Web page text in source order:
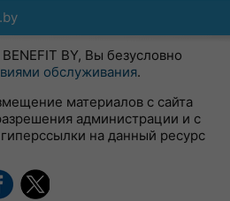
BY, Вы безусловно
обслуживания.
материалов с сайта
администрации и с
на данный ресурс